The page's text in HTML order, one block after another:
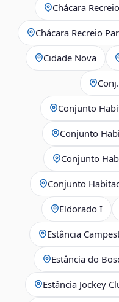
Chácara
Chácara Recreio
Cidade Nova
Conjunto
Conjunto
Conjunto
Conjunto
Eldorado I
Estância
Estância do
Estância Jockey